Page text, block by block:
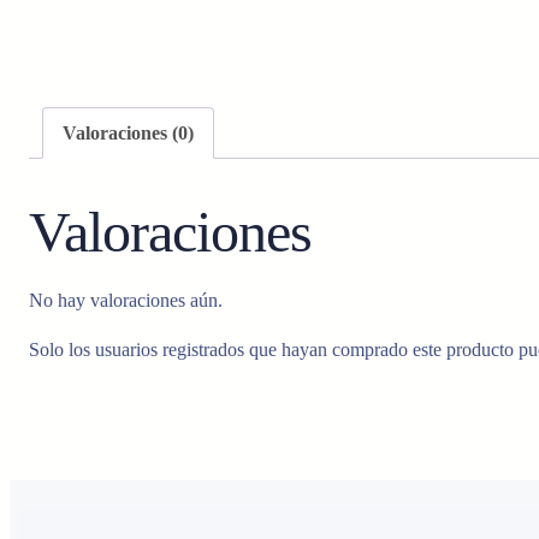
Valoraciones (0)
Valoraciones
No hay valoraciones aún.
Solo los usuarios registrados que hayan comprado este producto